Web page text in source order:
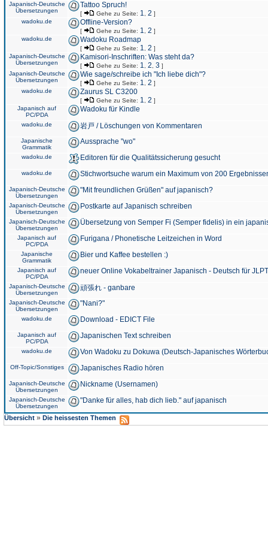
Japanisch-Deutsche
Übersetzungen
Tattoo Spruch!
[ Gehe zu Seite: 1 2 ]
wadoku.de
Offline-Version?
[ Gehe zu Seite: 1 2 ]
wadoku.de
Wadoku Roadmap
[ Gehe zu Seite: 1 2 ]
Japanisch-Deutsche
Übersetzungen
Kamisori-Inschriften: Was steht da?
[ Gehe zu Seite: 1 2 3 ]
Japanisch-Deutsche
Übersetzungen
Wie sage/schreibe ich "Ich liebe dich"?
[ Gehe zu Seite: 1 2 ]
wadoku.de
Zaurus SL C3200
[ Gehe zu Seite: 1 2 ]
Japanisch auf
PC/PDA
Wadoku für Kindle
wadoku.de 岩戸 / Löschungen von Kommentaren
Japanische
Grammatik
Aussprache "wo"
wadoku.de Editoren für die Qualitätssicherung gesucht
wadoku.de Stichwortsuche warum ein Maximum von 200
Japanisch-Deutsche
Übersetzungen
"Mit freundlichen Grüßen" auf japanisch?
Japanisch-Deutsche
Übersetzungen
Postkarte auf Japanisch schreiben
Japanisch-Deutsche
Übersetzungen
Übersetzung von Semper Fi (Semper fidelis) in ein
Japanisch auf
PC/PDA
Furigana / Phonetische Leitzeichen in Word
Japanische
Grammatik
Bier und Kaffee bestellen :)
Japanisch auf
PC/PDA
neuer Online Vokabeltrainer Japanisch - Deutsch für
Japanisch-Deutsche
Übersetzungen
頑張れ - ganbare
Japanisch-Deutsche
Übersetzungen
"Nani?"
wadoku.de Download - EDICT File
Japanisch auf
PC/PDA
Japanischen Text schreiben
wadoku.de Von Wadoku zu Dokuwa (Deutsch-Japanisches
Off-Topic/Sonstiges Japanisches Radio hören
Japanisch-Deutsche
Übersetzungen
Nickname (Usernamen)
Japanisch-Deutsche
Übersetzungen
"Danke für alles, hab dich lieb." auf japanisch
Übersicht » Die heissesten Themen